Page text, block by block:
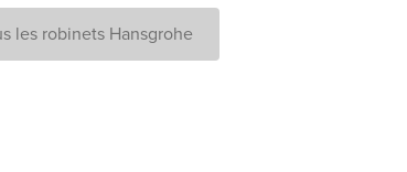
les robinets Hansgrohe